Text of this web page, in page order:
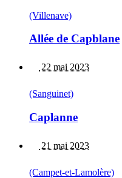
(Villenave)
Allée de Capblane
22 mai 2023
(Sanguinet)
Caplanne
21 mai 2023
(Campet-et-Lamolère)